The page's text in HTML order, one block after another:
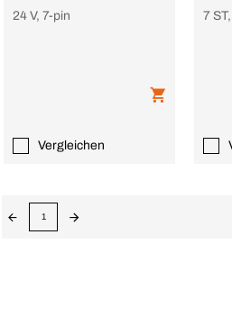
24 V, 7-pin
Vergleichen
7
1